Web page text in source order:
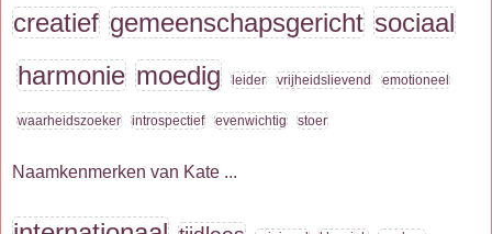
creatief gemeenschapsgericht sociaal
harmonie moedig leider vrijheidslievend emotioneel
waarheidszoeker introspectief evenwichtig stoer
Naamkenmerken van Kate ...